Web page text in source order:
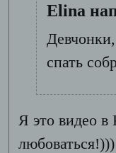
Elina
спать
Я это видео
любоваться!)))